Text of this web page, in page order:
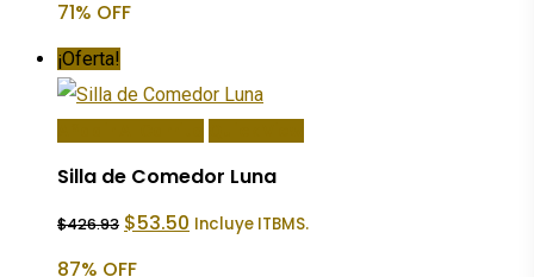
era:
71% OFF
¡Oferta!
Silla de Comedor Luna
$426.93 El
precio
era:
$53.50 El
precio
Incluye ITBMS.
87% OFF